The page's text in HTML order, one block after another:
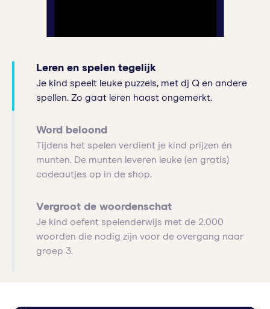
Leren en spelen tegelijk
Je kind speelt leuke puzzels, met dj Q en andere
spellen. Zo gaat leren haast ongemerkt.
Word beloond
Tijdens het spelen verdient je kind prijzen én
munten. De munten leveren leuke (en gratis)
cadeautjes op in de shop.
Vergroot de woordenschat
Je kind oefent spelenderwijs met de 2.000
woorden die nodig zijn voor de overgang naar
groep 3.